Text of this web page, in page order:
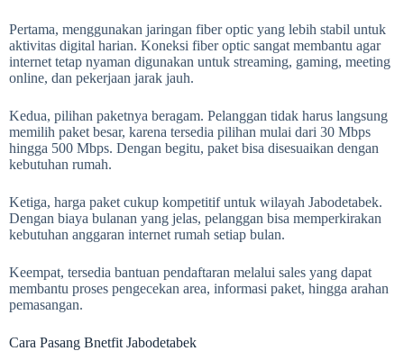
Pertama, menggunakan jaringan fiber optic yang lebih stabil untuk
aktivitas digital harian. Koneksi fiber optic sangat membantu agar
internet tetap nyaman digunakan untuk streaming, gaming, meeting
online, dan pekerjaan jarak jauh.
Kedua, pilihan paketnya beragam. Pelanggan tidak harus langsung
memilih paket besar, karena tersedia pilihan mulai dari 30 Mbps
hingga 500 Mbps. Dengan begitu, paket bisa disesuaikan dengan
kebutuhan rumah.
Ketiga, harga paket cukup kompetitif untuk wilayah Jabodetabek.
Dengan biaya bulanan yang jelas, pelanggan bisa memperkirakan
kebutuhan anggaran internet rumah setiap bulan.
Keempat, tersedia bantuan pendaftaran melalui sales yang dapat
membantu proses pengecekan area, informasi paket, hingga arahan
pemasangan.
Cara Pasang Bnetfit Jabodetabek